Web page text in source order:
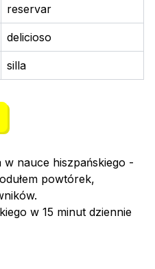
reservar
delicioso
silla
nauce hiszpańskiego -
powtórek,
w 15 minut dziennie